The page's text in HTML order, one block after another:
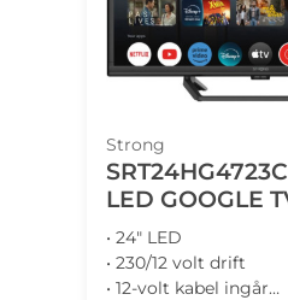
Strong
LED GOOGLE
VOLT
• 24" LED
• 230/12 volt drift
• 12-volt kabel ingår